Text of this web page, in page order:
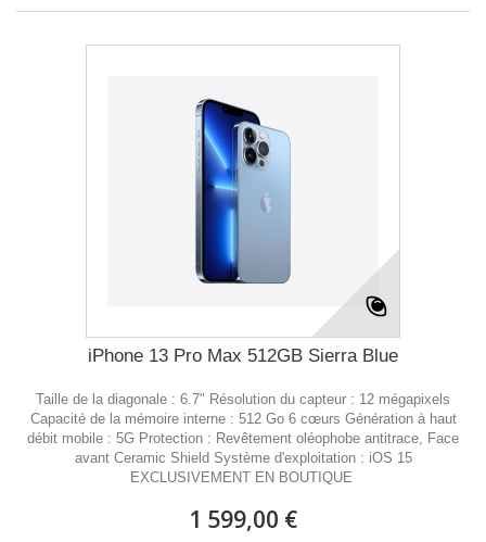
iPhone 13 Pro Max 512GB Sierra Blue
Taille de la diagonale : 6.7" Résolution du capteur : 12 mégapixels
Capacité de la mémoire interne : 512 Go 6 cœurs Génération à haut
débit mobile : 5G Protection : Revêtement oléophobe antitrace, Face
avant Ceramic Shield Système d'exploitation : iOS 15
EXCLUSIVEMENT EN BOUTIQUE
1 599,00 €